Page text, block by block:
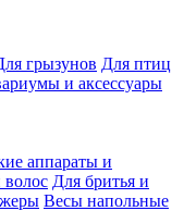
грызунов Для птиц
и аксессуары
аппараты и
Для бритья и
Весы напольные